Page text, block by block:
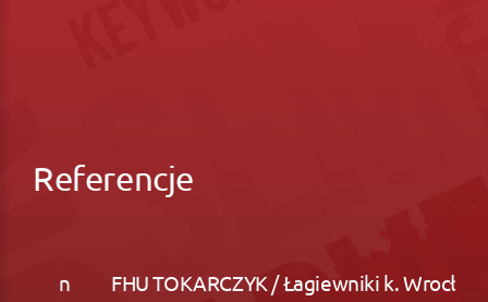
Referencje
FHU TOKARCZYK / Łagiewniki k. Wrocław